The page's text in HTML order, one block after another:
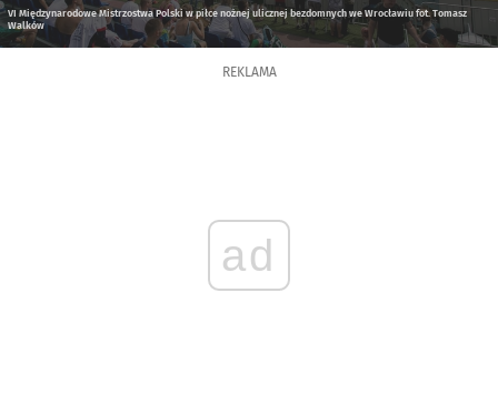
VI Międzynarodowe Mistrzostwa Polski w piłce nożnej ulicznej bezdomnych we Wrocławiu fot. Tomasz
Walków
REKLAMA
ad